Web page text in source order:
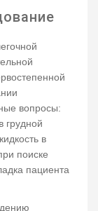
вопросы:
грудной
в
поиске
пациента